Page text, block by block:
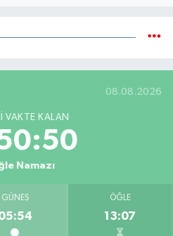
08.08.2026
VAKTE KALAN
Namazı
GÜNEŞ ÖĞLE
13:07